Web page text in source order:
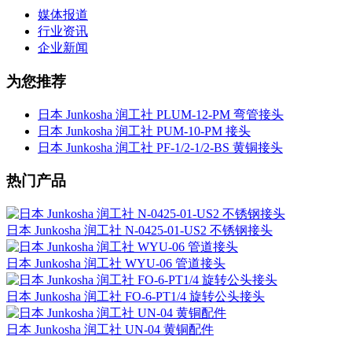
媒体报道
行业资讯
企业新闻
为您推荐
日本 Junkosha 润工社 PLUM-12-PM 弯管接头
日本 Junkosha 润工社 PUM-10-PM 接头
日本 Junkosha 润工社 PF-1/2-1/2-BS 黄铜接头
热门产品
日本 Junkosha 润工社 N-0425-01-US2 不锈钢接头
日本 Junkosha 润工社 WYU-06 管道接头
日本 Junkosha 润工社 FO-6-PT1/4 旋转公头接头
日本 Junkosha 润工社 UN-04 黄铜配件